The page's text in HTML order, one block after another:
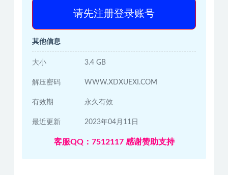
请先注册登录账号
其他信息
大小 3.4 GB
解压密码 WWW.XDXUEXI.COM
有效期 永久有效
最近更新 2023年04月11日
客服QQ：7512117 感谢赞助支持